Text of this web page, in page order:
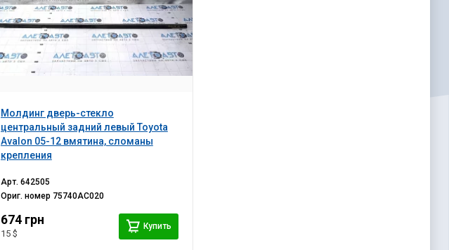
Молдинг дверь-стекло
центральный задний левый Toyota
Avalon 05-12 вмятина, сломаны
крепления
Арт. 642505
Ориг. номер 75740AC020
674 грн
15 $
Купить